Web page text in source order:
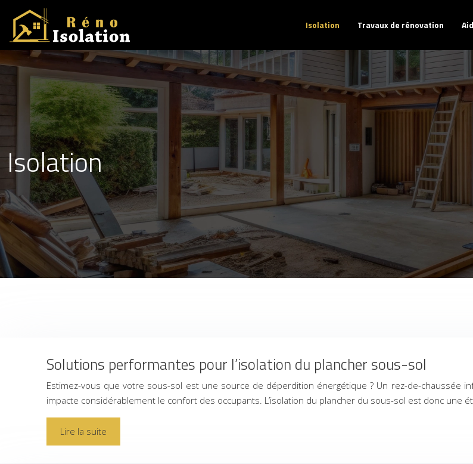
Isolation Travaux de rénovation
Isolation
Solutions performantes pour l’isolation du plancher sous-sol
Estimez-vous que votre sous-sol est une source de déperdition énergétique ? Un rez-de-chaussée
impacte considérablement le confort des occupants. L’isolation du plancher du sous-sol est donc une
Lire la suite